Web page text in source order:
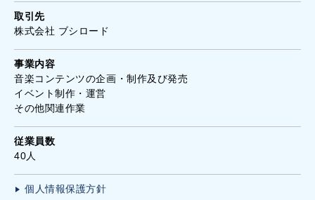
取引先
株式会社 ブシロード
事業内容
音楽コンテンツの企画・制作及び発売
イベント制作・運営
その他関連作業
従業員数
40人
個人情報保護方針